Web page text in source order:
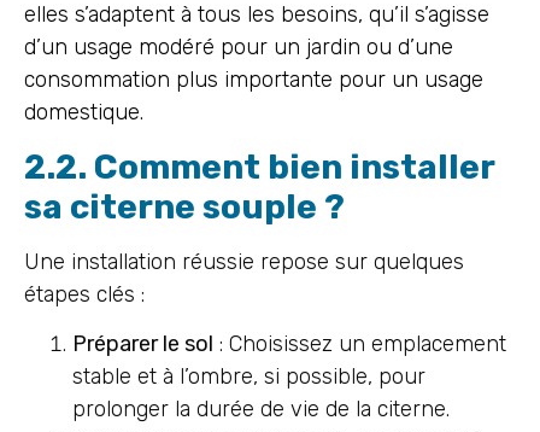
elles s’adaptent à tous les besoins, qu’il s’agisse
d’un usage modéré pour un jardin ou d’une
consommation plus importante pour un usage
domestique.
2.2. Comment bien installer
sa citerne souple ?
Une installation réussie repose sur quelques
étapes clés :
Préparer le sol : Choisissez un emplacement
stable et à l’ombre, si possible, pour
prolonger la durée de vie de la citerne.